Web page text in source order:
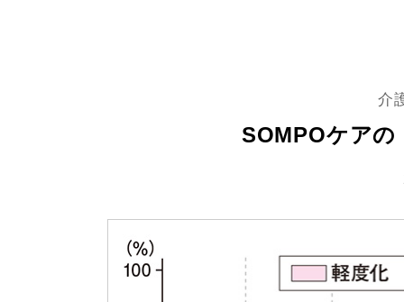
介
SOMPOケアの